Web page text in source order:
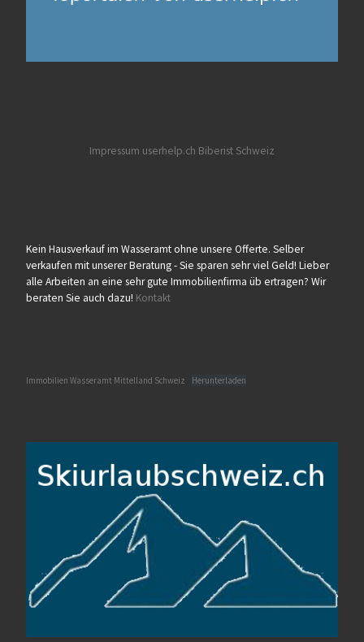
Impressum userhelp.ch Biberist Schweiz
Kein Hausverkauf im Wasseramt ohne unsere Offerte. Selber
verkaufen mit unserer Beratung - Sie sparen sehr viel Geld! Lieber
alle Arbeiten an eine sehr gute Immobilienfirma üb ertragen? Wir
beraten Sie auch dazu! Kontakt
Immobilien Wasseramt Mittelland Schweiz Herunterladen